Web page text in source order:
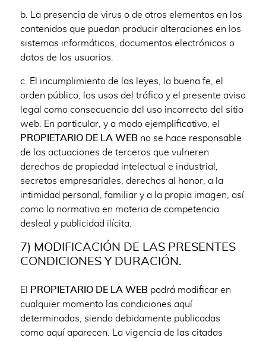
b. La presencia de virus o de otros elementos en los
contenidos que puedan producir alteraciones en los
sistemas informáticos, documentos electrónicos o
datos de los usuarios.
c. El incumplimiento de las leyes, la buena fe, el
orden público, los usos del tráfico y el presente aviso
legal como consecuencia del uso incorrecto del sitio
web. En particular, y a modo ejemplificativo, el
PROPIETARIO DE LA WEB no se hace responsable
de las actuaciones de terceros que vulneren
derechos de propiedad intelectual e industrial,
secretos empresariales, derechos al honor, a la
intimidad personal, familiar y a la propia imagen, así
como la normativa en materia de competencia
desleal y publicidad ilícita.
7) MODIFICACIÓN DE LAS PRESENTES
CONDICIONES Y DURACIÓN.
El PROPIETARIO DE LA WEB podrá modificar en
cualquier momento las condiciones aquí
determinadas, siendo debidamente publicadas
como aquí aparecen. La vigencia de las citadas